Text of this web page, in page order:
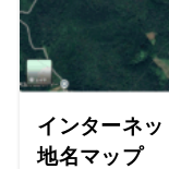
インターネ
地名マップ